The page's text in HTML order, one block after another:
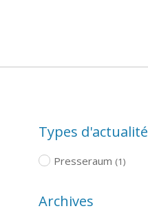
Types d'actualité
Presseraum (1)
Archives